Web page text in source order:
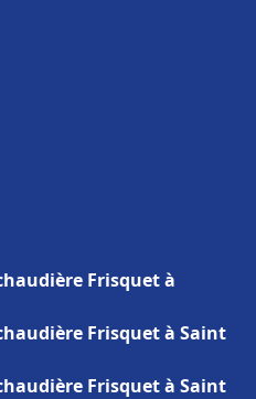
Frisquet à
Frisquet à Saint
Frisquet à Saint